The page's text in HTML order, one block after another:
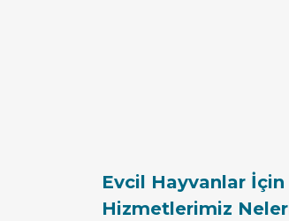
Evcil Hayvanlar
Hizmetlerimiz